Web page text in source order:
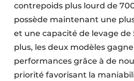
contrepoids plus lourd de
possède maintenant une
et une capacité de levage de
plus, les deux modèles
performances grâce à de
priorité favorisant la